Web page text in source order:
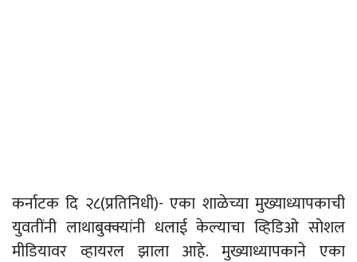
कर्नाटक दि २८(प्रतिनिधी)- एका शाळेच्या मुख्याध्यापकाची
युवतींनी लाथाबुक्क्यांनी धलाई केल्याचा व्हिडिओ सोशल
मीडियावर व्हायरल झाला आहे. मुख्याध्यापकाने एका